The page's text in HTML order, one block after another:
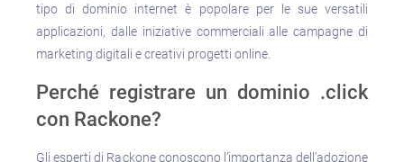
tipo di dominio internet è popolare per le sue versatili
applicazioni, dalle iniziative commerciali alle campagne di
marketing digitali e creativi progetti online.
Perché registrare un dominio .click
con Rackone?
Gli esperti di Rackone conoscono l’importanza dell’adozione